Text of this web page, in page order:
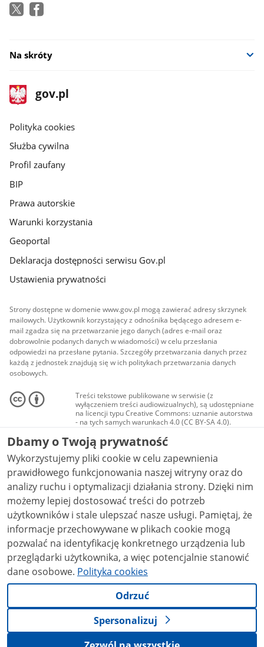
Na skróty
stopka
gov.pl
Strona
gov.pl
gov.pl
Polityka cookies
Służba cywilna
Profil zaufany
BIP
Prawa autorskie
Warunki korzystania
Geoportal
Deklaracja dostępności serwisu Gov.pl
Ustawienia prywatności
Strony dostępne w domenie www.gov.pl mogą zawierać adresy skrzynek
mailowych. Użytkownik korzystający z odnośnika będącego adresem e-
mail zgadza się na przetwarzanie jego danych (adres e-mail oraz
dobrowolnie podanych danych w wiadomości) w celu przesłania
odpowiedzi na przesłane pytania. Szczegóły przetwarzania danych przez
każdą z jednostek znajdują się w ich politykach przetwarzania danych
osobowych.
Treści tekstowe publikowane w serwisie (z
wyłączeniem treści audiowizualnych), są udostępniane
na licencji typu Creative Commons: uznanie autorstwa
- na tych samych warunkach 4.0 (CC BY-SA 4.0).
Materiały audiowizualne, w tym zdjęcia, materiały
audio i wideo, są udostępniane na licencji typu
Creative Commons: uznanie autorstwa użycie
niekomercyjne - bez utworów zależnych 4.0 (CC BY-
NC-ND 4.0), o ile nie jest to stwierdzone inaczej.
Dbamy o Twoją prywatność
Wykorzystujemy pliki cookie w celu zapewnienia
prawidłowego funkcjonowania naszej witryny oraz do
analizy ruchu i optymalizacji działania strony. Dzięki nim
możemy lepiej dostosować treści do potrzeb
użytkowników i stale ulepszać nasze usługi. Pamiętaj, że
informacje przechowywane w plikach cookie mogą
pozwalać na identyfikację konkretnego urządzenia lub
przeglądarki użytkownika, a więc potencjalnie stanowić
dane osobowe. Polityka cookies
Odrzuć
Spersonalizuj